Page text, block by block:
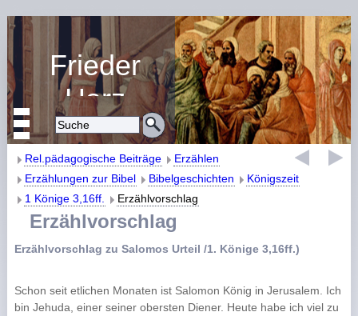
Frieder
Harz
Religiöse Erziehung
und Bildung
Rel.pädagogische Beiträge
Erzählen
Erzählungen zur Bibel
Bibelgeschichten
Königszeit
1 Könige 3,16ff.
Erzählvorschlag
Erzählvorschlag
Erzählvorschlag zu Salomos Urteil /1. Könige 3,16ff.)
Schon seit etlichen Monaten ist Salomon König in Jerusalem. Ich
bin Jehuda, einer seiner obersten Diener. Heute habe ich viel zu